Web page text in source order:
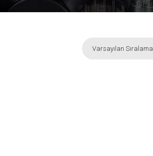
Varsayılan Sıralama